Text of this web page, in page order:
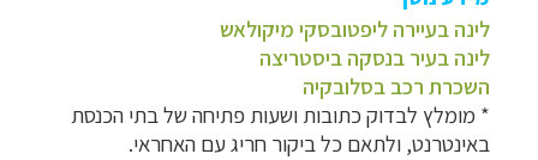
לינה בעיירה ליפטובסקי מיקולאש
לינה בעיר בנסקה ביסטריצה
השכרת רכב בסלובקיה
* מומלץ לבדוק כתובות ושעות פתיחה של בתי הכנסת
באינטרנט, ולתאם כל ביקור חריג עם האחראי.